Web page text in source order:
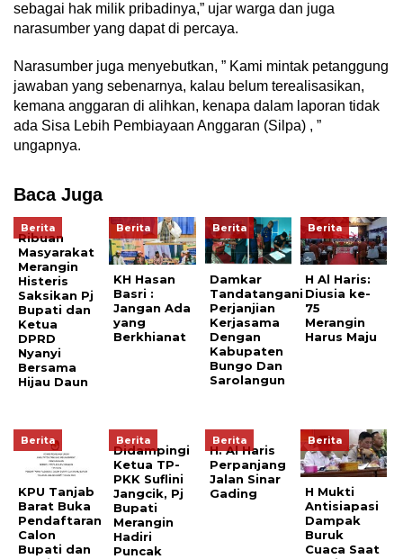
sebagai hak milik pribadinya,” ujar warga dan juga
narasumber yang dapat di percaya.
Narasumber juga menyebutkan, ” Kami mintak petanggung
jawaban yang sebenarnya, kalau belum terealisasikan,
kemana anggaran di alihkan, kenapa dalam laporan tidak
ada Sisa Lebih Pembiayaan Anggaran (Silpa) , ”
ungapnya.
Baca Juga
Berita
Ribuan
Masyarakat
Merangin
Histeris
Saksikan Pj
Bupati dan
Ketua
DPRD
Nyanyi
Bersama
Hijau Daun
Berita
KH Hasan
Basri :
Jangan Ada
yang
Berkhianat
Berita
Damkar
Tandatangani
Perjanjian
Kerjasama
Dengan
Kabupaten
Bungo Dan
Sarolangun
Berita
H Al Haris:
Diusia ke-
75
Merangin
Harus Maju
Berita
KPU Tanjab
Barat Buka
Pendaftaran
Calon
Bupati dan
Berita
Didampingi
Ketua TP-
PKK Suflini
Jangcik, Pj
Bupati
Merangin
Hadiri
Puncak
Berita
H. Al Haris
Perpanjang
Jalan Sinar
Gading
Berita
H Mukti
Antisiapasi
Dampak
Buruk
Cuaca Saat